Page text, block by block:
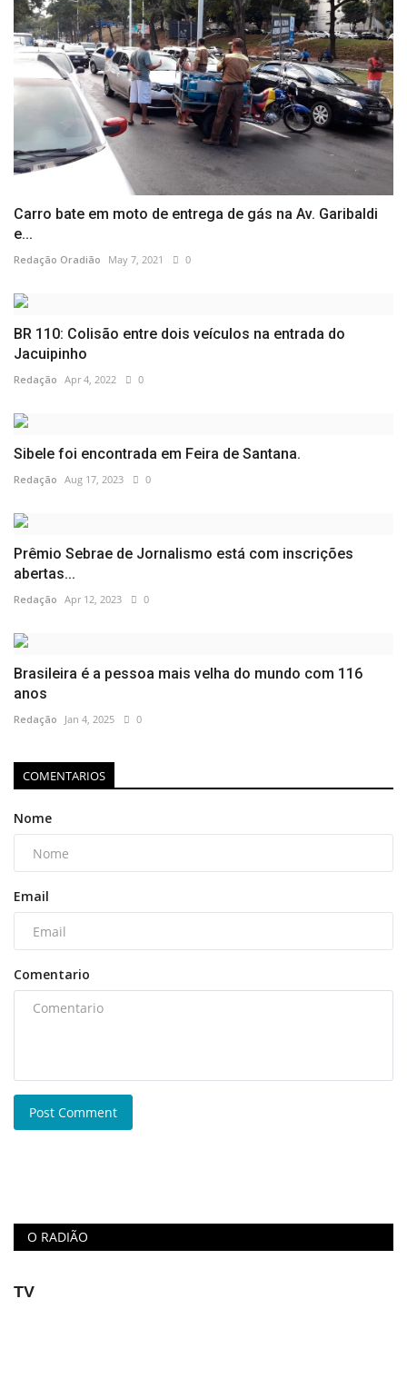
Carro bate em moto de entrega de gás na Av. Garibaldi
e...
Redação Oradião May 7, 2021 0
BR 110: Colisão entre dois veículos na entrada do
Jacuipinho
Redação Apr 4, 2022 0
Sibele foi encontrada em Feira de Santana.
Redação Aug 17, 2023 0
Prêmio Sebrae de Jornalismo está com inscrições
abertas...
Redação Apr 12, 2023 0
Brasileira é a pessoa mais velha do mundo com 116
anos
Redação Jan 4, 2025 0
COMENTARIOS
Nome
Email
Comentario
Post Comment
O RADIÃO
TV